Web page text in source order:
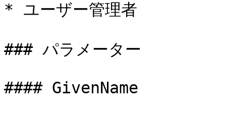
* ユーザー管理者
### パラメーター
#### GivenName